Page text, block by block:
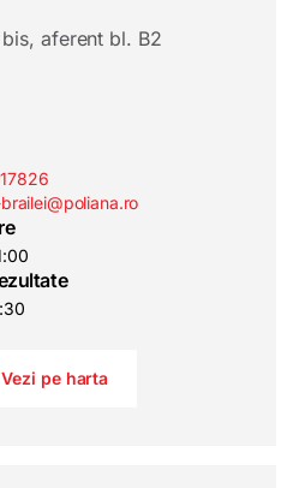
aferent bl. B2
Vezi pe harta